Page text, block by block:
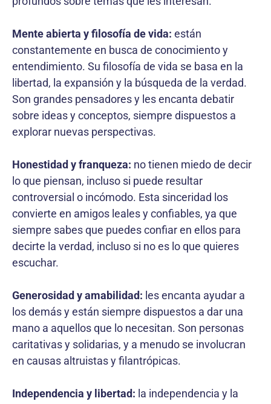
Mente abierta y filosofía de vida: están
constantemente en busca de conocimiento y
entendimiento. Su filosofía de vida se basa en la
libertad, la expansión y la búsqueda de la verdad.
Son grandes pensadores y les encanta debatir
sobre ideas y conceptos, siempre dispuestos a
explorar nuevas perspectivas.
Honestidad y franqueza: no tienen miedo de decir
lo que piensan, incluso si puede resultar
controversial o incómodo. Esta sinceridad los
convierte en amigos leales y confiables, ya que
siempre sabes que puedes confiar en ellos para
decirte la verdad, incluso si no es lo que quieres
escuchar.
Generosidad y amabilidad: les encanta ayudar a
los demás y están siempre dispuestos a dar una
mano a aquellos que lo necesitan. Son personas
caritativas y solidarias, y a menudo se involucran
en causas altruistas y filantrópicas.
Independencia y libertad: la independencia y la